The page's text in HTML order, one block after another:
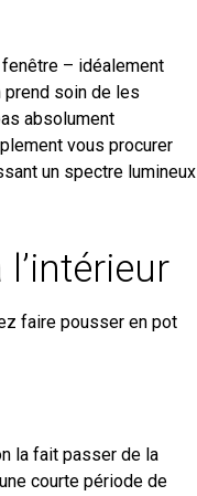
fenêtre – idéalement
soin de les
absolument
vous procurer
un spectre lumineux
faire pousser en pot
la fait passer de la
courte période de